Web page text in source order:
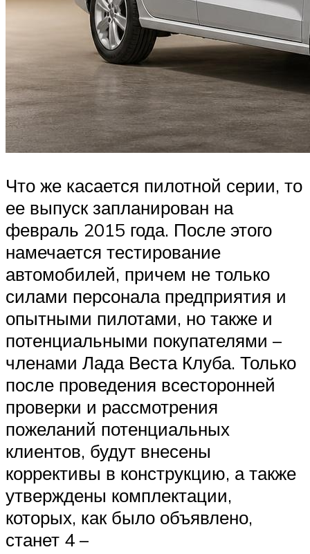
Что же касается пилотной серии, то
ее выпуск запланирован на
февраль 2015 года. После этого
намечается тестирование
автомобилей, причем не только
силами персонала предприятия и
опытными пилотами, но также и
потенциальными покупателями –
членами Лада Веста Клуба. Только
после проведения всесторонней
проверки и рассмотрения
пожеланий потенциальных
клиентов, будут внесены
коррективы в конструкцию, а также
утверждены комплектации,
которых, как было объявлено,
станет 4 –